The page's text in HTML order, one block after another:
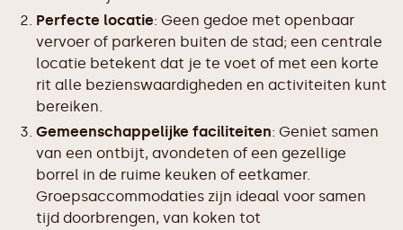
Perfecte locatie: Geen gedoe met openbaar
vervoer of parkeren buiten de stad; een centrale
locatie betekent dat je te voet of met een korte
rit alle bezienswaardigheden en activiteiten kunt
bereiken.
Gemeenschappelijke faciliteiten: Geniet samen
van een ontbijt, avondeten of een gezellige
borrel in de ruime keuken of eetkamer.
Groepsaccommodaties zijn ideaal voor samen
tijd doorbrengen, van koken tot